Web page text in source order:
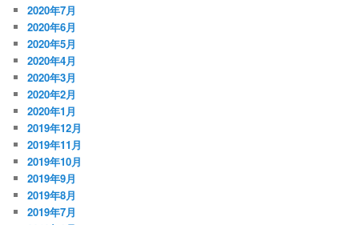
2020年7月
2020年6月
2020年5月
2020年4月
2020年3月
2020年2月
2020年1月
2019年12月
2019年11月
2019年10月
2019年9月
2019年8月
2019年7月